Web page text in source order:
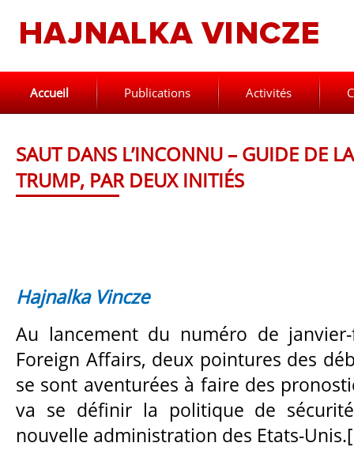
Accueil Publications Activités
SAUT DANS L’INCONNU – GUIDE DE
TRUMP, PAR DEUX INITIÉS
Hajnalka Vincze
Au lancement du numéro de
Foreign Affairs, deux pointures des
se sont aventurées à faire des
va se définir la politique de
nouvelle administration des Etats-